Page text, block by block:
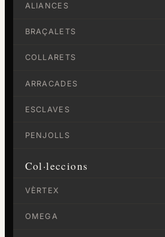
ALIANCES
BRAÇALETS
COLLARETS
ARRACADES
ESCLAVES
PENJOLLS
Col·leccions
VÈRTEX
OMEGA